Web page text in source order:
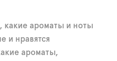
какие ароматы и ноты
и нравятся
ароматы,